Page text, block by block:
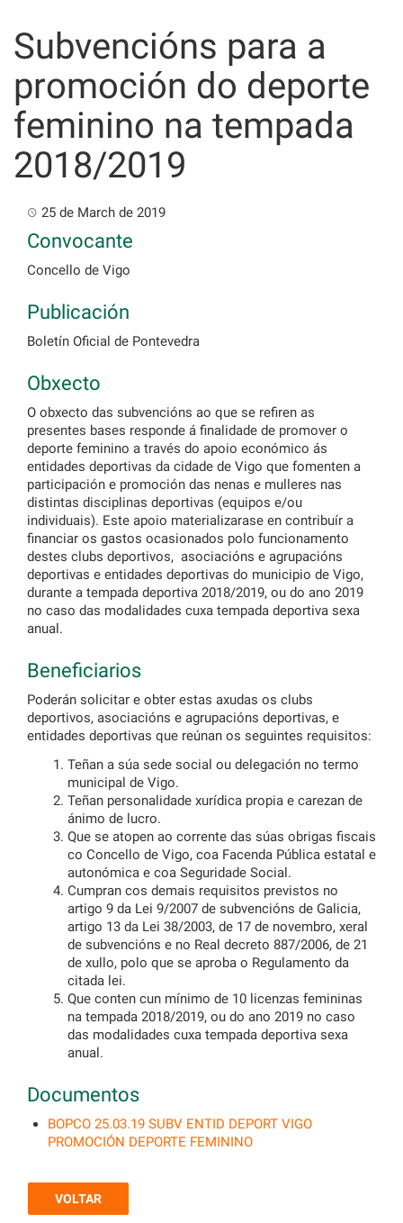
content
Subvencións para a
promoción do deporte
feminino na tempada
2018/2019
25 de March de 2019
Convocante
Concello de Vigo
Publicación
Boletín Oficial de Pontevedra
Obxecto
O obxecto das subvencións ao que se refiren as
presentes bases responde á finalidade de promover o
deporte feminino a través do apoio económico ás
entidades deportivas da cidade de Vigo que fomenten a
participación e promoción das nenas e mulleres nas
distintas disciplinas deportivas (equipos e/ou
individuais). Este apoio materializarase en contribuír a
financiar os gastos ocasionados polo funcionamento
destes clubs deportivos, asociacións e agrupacións
deportivas e entidades deportivas do municipio de Vigo,
durante a tempada deportiva 2018/2019, ou do ano 2019
no caso das modalidades cuxa tempada deportiva sexa
anual.
Beneficiarios
Poderán solicitar e obter estas axudas os clubs
deportivos, asociacións e agrupacións deportivas, e
entidades deportivas que reúnan os seguintes requisitos:
Teñan a súa sede social ou delegación no termo
municipal de Vigo.
Teñan personalidade xurídica propia e carezan de
ánimo de lucro.
Que se atopen ao corrente das súas obrigas fiscais
co Concello de Vigo, coa Facenda Pública estatal e
autonómica e coa Seguridade Social.
Cumpran cos demais requisitos previstos no
artigo 9 da Lei 9/2007 de subvencións de Galicia,
artigo 13 da Lei 38/2003, de 17 de novembro, xeral
de subvencións e no Real decreto 887/2006, de 21
de xullo, polo que se aproba o Regulamento da
citada lei.
Que conten cun mínimo de 10 licenzas femininas
na tempada 2018/2019, ou do ano 2019 no caso
das modalidades cuxa tempada deportiva sexa
anual.
Documentos
BOPCO 25.03.19 SUBV ENTID DEPORT VIGO
PROMOCIÓN DEPORTE FEMININO
VOLTAR